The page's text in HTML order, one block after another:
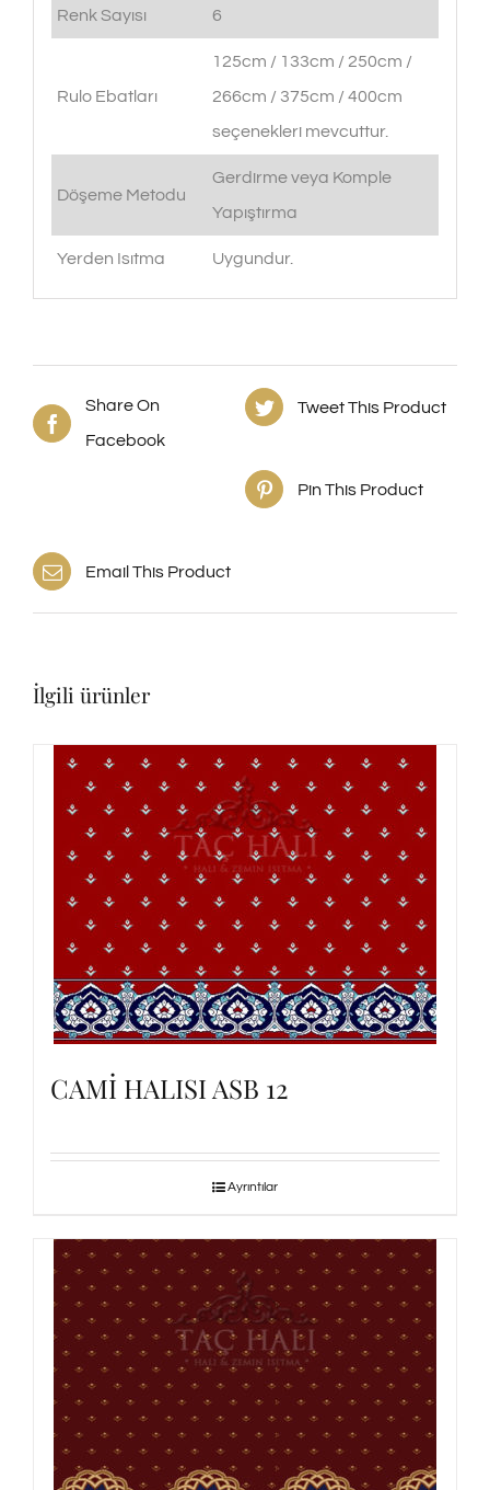
Renk Sayısı 6
Rulo Ebatları
125cm / 133cm / 250cm /
266cm / 375cm / 400cm
seçenekleri mevcuttur.
Döşeme Metodu
Gerdirme veya Komple
Yapıştırma
Yerden Isıtma Uygundur.
Share On
Facebook
Tweet This Product
Pin This Product
Email This Product
İlgili ürünler
CAMİ HALISI ASB 12
Ayrıntılar